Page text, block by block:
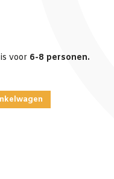
voor 6-8 personen.